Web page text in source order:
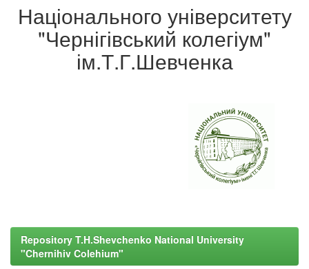
Національного університету
"Чернігівський колегіум"
ім.Т.Г.Шевченка
Repository T.H.Shevchenko National University
"Chernihiv Colehium"